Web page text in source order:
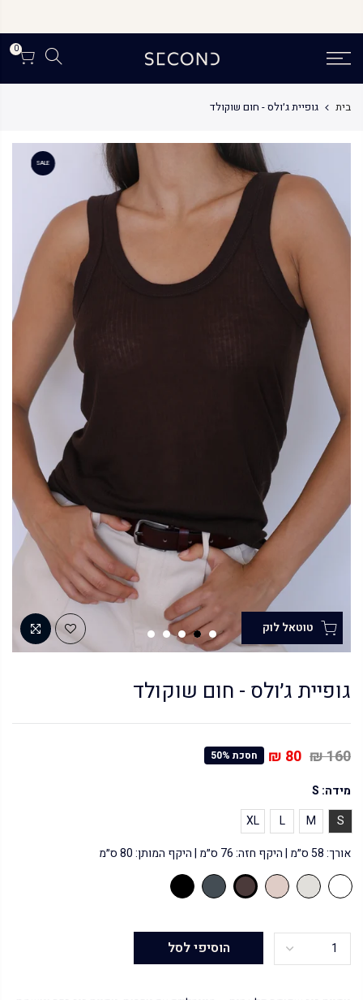
0
בית גופיית ג׳ולס - חום שוקולד
SALE
גופיית ג׳ולס - חום שוקולד
160 ₪
80 ₪ חסכת 50%
מידה: S
S
M
L
XL
אורך: 58 ס״מ | היקף חזה: 76 ס״מ | היקף המותן: 80 ס״מ
הוסיפי לסל